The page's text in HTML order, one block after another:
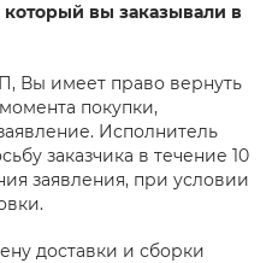
вы заказывали в
Вы имеет право вернуть
покупки,
Исполнитель
заказчика в течение 10
заявления, при условии
доставки и сборки